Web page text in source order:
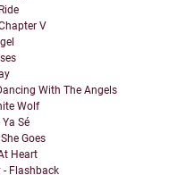
V
With The Angels
Wolf
Ya Sé
Goes
Heart
- Flashback